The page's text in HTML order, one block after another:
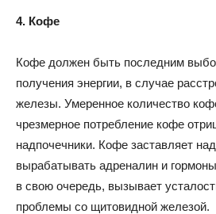
4. Кофе
Кофе должен быть последним
получения энергии, в случае
железы. Умеренное количество
чрезмерное потребление кофе
надпочечники. Кофе заставляет
вырабатывать адреналин и
в свою очередь, вызывает
проблемы со щитовидной железой.